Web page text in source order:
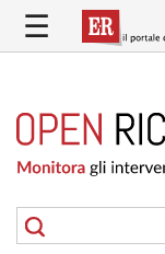
contenuto
RICOSTRUZIONE
PUBBLICA
DELLE
ABITAZIONI
☰